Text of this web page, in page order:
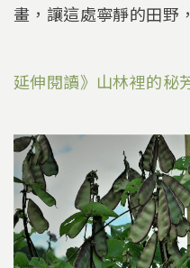
畫，讓這處寧靜的田野
延伸閱讀》山林裡的秘